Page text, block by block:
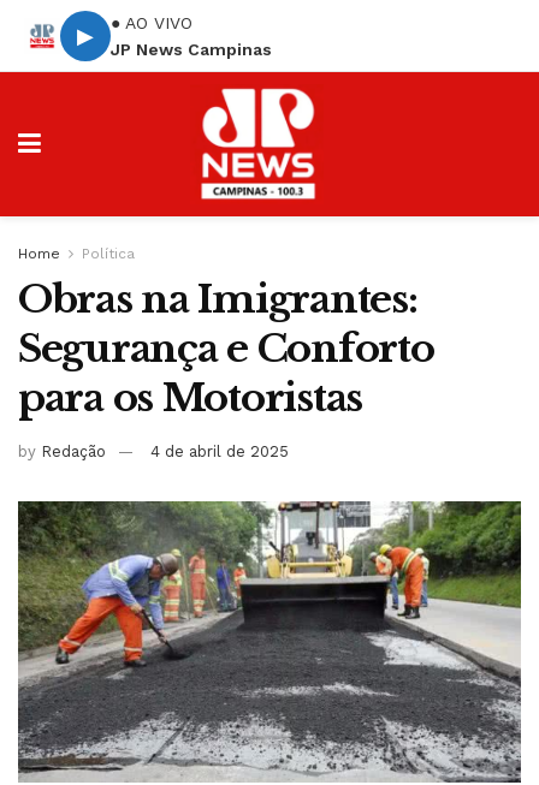
▶
● AO VIVO
JP News Campinas
Home Política
Obras na Imigrantes:
Segurança e Conforto
para os Motoristas
by Redação 4 de abril de 2025